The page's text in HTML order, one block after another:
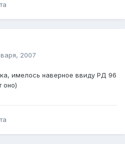
2007
имелось наверное ввиду РД 96
оно)